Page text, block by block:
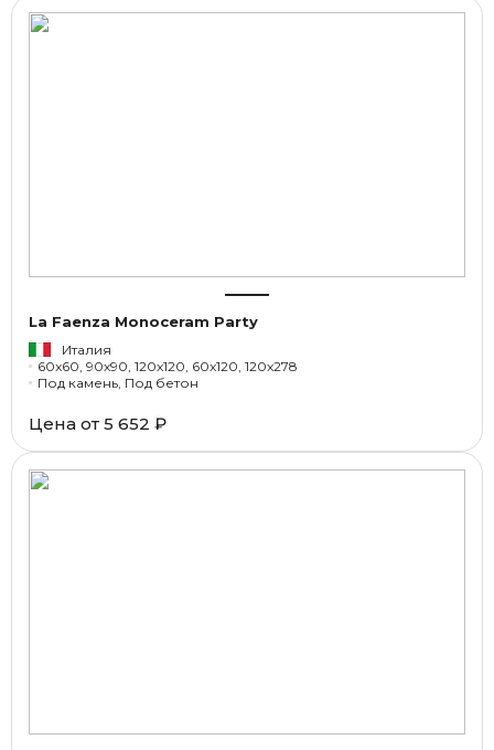
La Faenza Monoceram Party
Италия
60x60, 90x90, 120x120, 60x120, 120x278
Под камень, Под бетон
Цена от 5 652 ₽